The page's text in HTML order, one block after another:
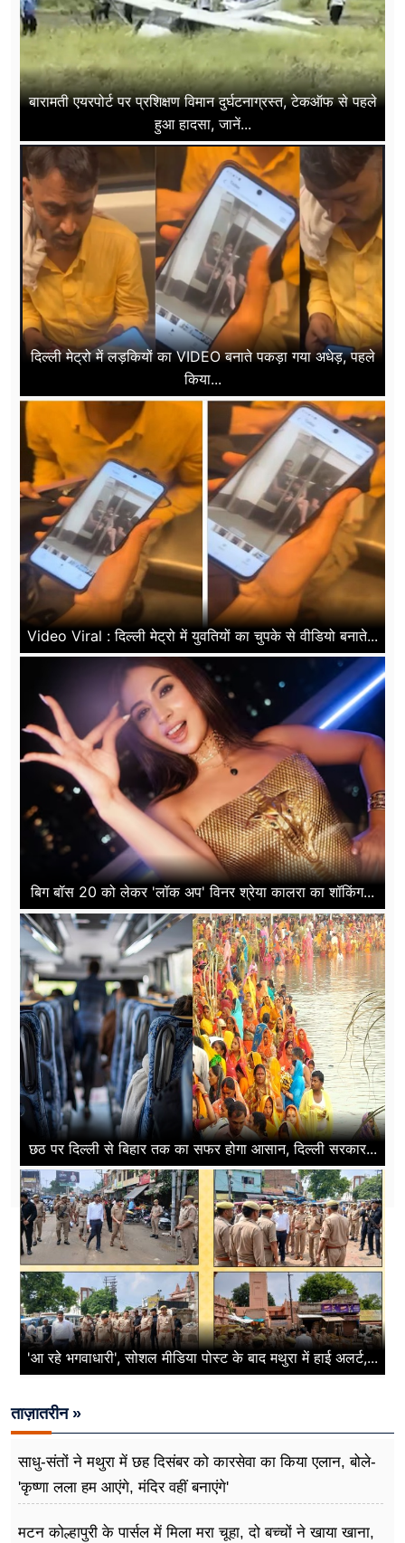
बारामती एयरपोर्ट पर प्रशिक्षण विमान दुर्घटनाग्रस्त, टेकऑफ से पहले
हुआ हादसा, जानें...
दिल्ली मेट्रो में लड़कियों का VIDEO बनाते पकड़ा गया अधेड़, पहले
किया...
Video Viral : दिल्ली मेट्रो में युवतियों का चुपके से वीडियो बनाते...
बिग बॉस 20 को लेकर 'लॉक अप' विनर श्रेया कालरा का शॉकिंग...
छठ पर दिल्ली से बिहार तक का सफर होगा आसान, दिल्ली सरकार...
'आ रहे भगवाधारी', सोशल मीडिया पोस्ट के बाद मथुरा में हाई अलर्ट,...
ताज़ातरीन »
साधु-संतों ने मथुरा में छह दिसंबर को कारसेवा का किया एलान, बोले-
'कृष्णा लला हम आएंगे, मंदिर वहीं बनाएंगे'
मटन कोल्हापुरी के पार्सल में मिला मरा चूहा, दो बच्चों ने खाया खाना,